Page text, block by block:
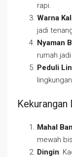
rapi.
Warna
jadi
Nyaman
rumah
Peduli
Kekurangan
Mahal
mewah
Dingin: